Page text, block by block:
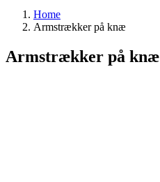
Home
Armstrækker på knæ
Armstrækker på knæ